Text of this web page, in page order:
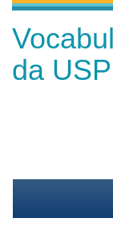
da USP